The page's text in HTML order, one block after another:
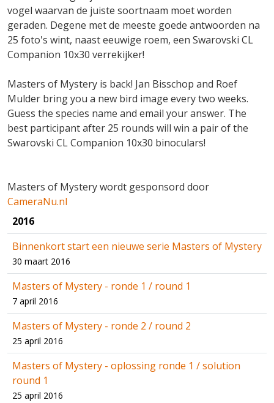
vogel waarvan de juiste soortnaam moet worden
geraden. Degene met de meeste goede antwoorden na
25 foto's wint, naast eeuwige roem, een Swarovski CL
Companion 10x30 verrekijker!
Masters of Mystery is back! Jan Bisschop and Roef
Mulder bring you a new bird image every two weeks.
Guess the species name and email your answer. The
best participant after 25 rounds will win a pair of the
Swarovski CL Companion 10x30 binoculars!
Masters of Mystery wordt gesponsord door
CameraNu.nl
2016
Binnenkort start een nieuwe serie Masters of Mystery
30 maart 2016
Masters of Mystery - ronde 1 / round 1
7 april 2016
Masters of Mystery - ronde 2 / round 2
25 april 2016
Masters of Mystery - oplossing ronde 1 / solution
round 1
25 april 2016